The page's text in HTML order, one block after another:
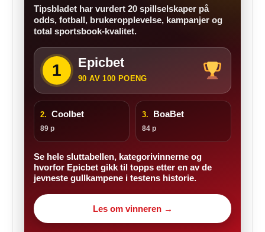
Tipsbladet har vurdert 20 spillselskaper på
odds, fotball, brukeropplevelse, kampanjer og
total sportsbook-kvalitet.
1 Epicbet
90 AV 100 POENG
2. Coolbet
89 p
3. BoaBet
84 p
Se hele sluttabellen, kategorivinnerne og
hvorfor Epicbet gikk til topps etter en av de
jevneste gullkampene i testens historie.
Les om vinneren →